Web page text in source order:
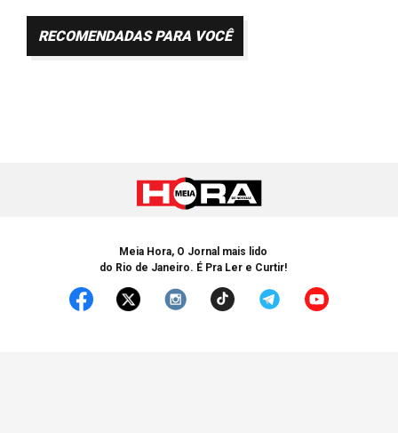
RECOMENDADAS PARA VOCÊ
Meia Hora, O Jornal mais lido
do Rio de Janeiro. É Pra Ler e Curtir!